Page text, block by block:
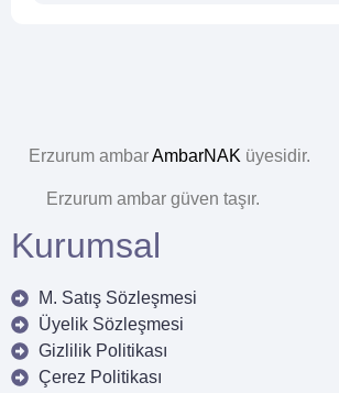
Erzurum ambarAmbarNAK üyesidir.
Erzurum ambar güven taşır.
Kurumsal
M. Satış Sözleşmesi
Üyelik Sözleşmesi
Gizlilik Politikası
Çerez Politikası